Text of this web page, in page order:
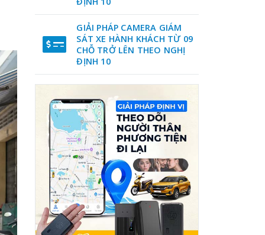
GIẢI PHÁP CAMERA GIÁM
SÁT XE HÀNH KHÁCH TỪ 09
CHỖ TRỞ LÊN THEO NGHỊ
ĐỊNH 10